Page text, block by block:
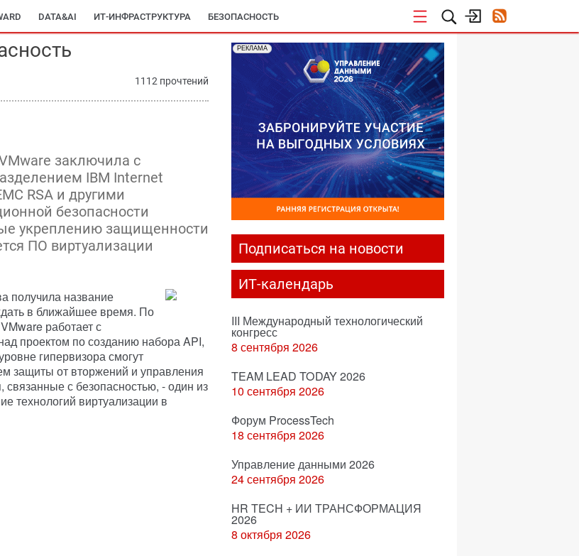
DATA&AI ИТ-ИНФРАСТРУКТУРА БЕЗОПАСНОСТЬ
1112 прочтений
заключила с
IBM Internet
RSA и другими
безопасности
укреплению защищенности
ПО виртуализации
получила название
в ближайшее время. По
работает с
проектом по созданию набора API,
гипервизора смогут
защиты от вторжений и управления
с безопасностью, - один из
технологий виртуализации в
РЕКЛАМА
Подписаться на новости
ИТ-календарь
III Международный технологический
конгресс
8 сентября 2026
TEAM LEAD TODAY 2026
10 сентября 2026
Форум ProcessTech
18 сентября 2026
Управление данными 2026
24 сентября 2026
HR TECH + ИИ ТРАНСФОРМАЦИЯ
2026
8 октября 2026